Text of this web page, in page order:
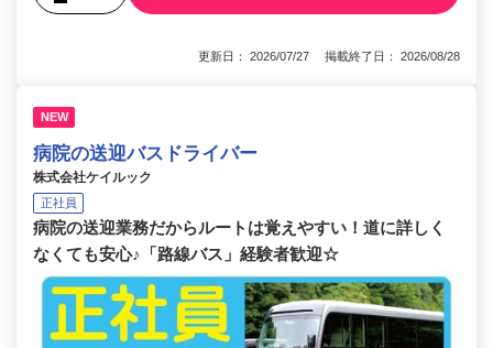
更新日： 2026/07/27 掲載終了日： 2026/08/28
NEW
病院の送迎バスドライバー
株式会社ケイルック
正社員
病院の送迎業務だからルートは覚えやすい！道に詳しく
なくても安心♪「路線バス」経験者歓迎☆